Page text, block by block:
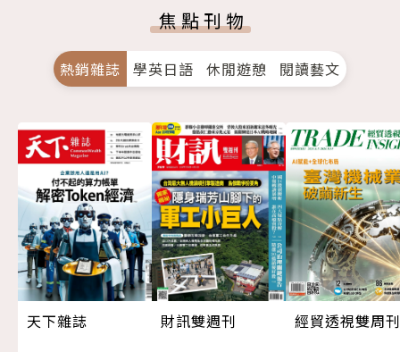
焦點刊物
熱銷雜誌 學英日語 休閒遊憩 閱讀藝文
天下雜誌
財訊雙週刊
經貿透視雙周刊